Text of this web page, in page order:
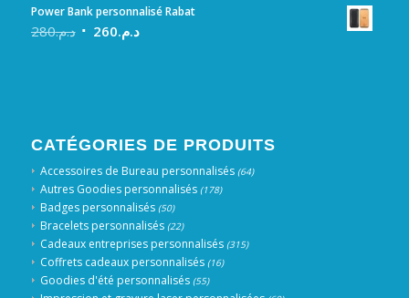
Power Bank personnalisé Rabat
د.م.280 د.م.260
CATÉGORIES DE PRODUITS
Accessoires de Bureau personnalisés (64)
Autres Goodies personnalisés (178)
Badges personnalisés (50)
Bracelets personnalisés (22)
Cadeaux entreprises personnalisés (315)
Coffrets cadeaux personnalisés (16)
Goodies d'été personnalisés (55)